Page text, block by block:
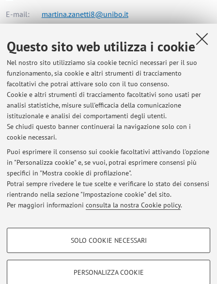
Questo sito web utilizza i cookie
Nel nostro sito utilizziamo sia cookie tecnici necessari per il suo
funzionamento, sia cookie e altri strumenti di tracciamento
facoltativi che potrai attivare solo con il tuo consenso.
Cookie e altri strumenti di tracciamento facoltativi sono usati per
analisi statistiche, misure sull'efficacia della comunicazione
istituzionale e analisi dei comportamenti degli utenti.
Se chiudi questo banner continuerai la navigazione solo con i
cookie necessari.
Puoi esprimere il consenso sui cookie facoltativi attivando l'opzione
in "Personalizza cookie" e, se vuoi, potrai esprimere consensi più
specifici in "Mostra cookie di profilazione".
Potrai sempre rivedere le tue scelte e verificare lo stato dei consensi
rientrando nella sezione "Impostazione cookie" del sito.
Per maggiori informazioni consulta la nostra Cookie policy.
COOKIE DI PROFILAZIONE - FACOLTATIVI
SOLO COOKIE NECESSARI
PERSONALIZZA COOKIE
E-mail: martina.zanetti8@unibo.it
Dipartimento di Fisica e Astronomia "Augusto Righi"
Viale Berti Pichat 6/2, Bologna -Vai alla mappa
Risorse in rete
ORCID
Ultimi avvisi
Al momento non sono presenti avvisi.
Area riservata
Accedi tramiteloginper gestire tutti i contenuti del sito.